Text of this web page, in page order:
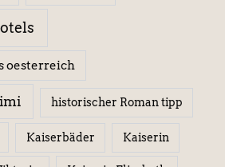
oesterreich
historischer Roman tipp
Kaiserbäder Kaiserin